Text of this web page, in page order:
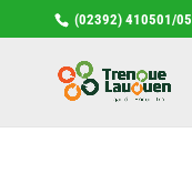
(02392) 410501/05